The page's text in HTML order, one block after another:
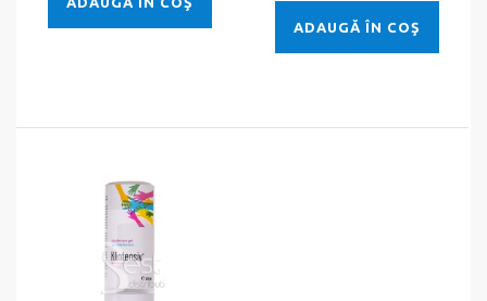
ADAUGĂ ÎN COŞ